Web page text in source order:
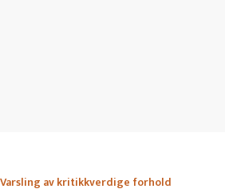
Varsling av kritikkverdige forhold